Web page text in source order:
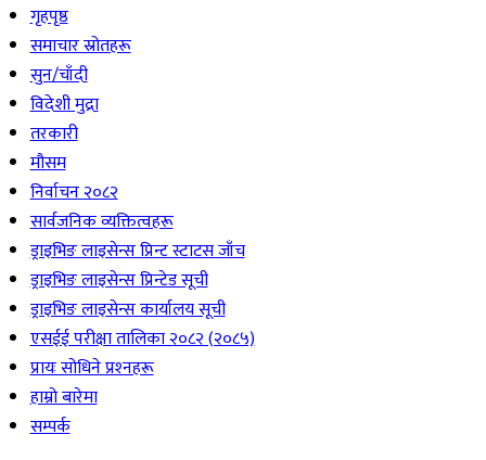
गृहपृष्ठ
समाचार स्रोतहरू
सुन/चाँदी
विदेशी मुद्रा
तरकारी
मौसम
निर्वाचन २०८२
सार्वजनिक व्यक्तित्वहरू
ड्राइभिङ लाइसेन्स प्रिन्ट स्टाटस जाँच
ड्राइभिङ लाइसेन्स प्रिन्टेड सूची
ड्राइभिङ लाइसेन्स कार्यालय सूची
एसईई परीक्षा तालिका २०८२ (२०८५)
प्रायः सोधिने प्रश्‍नहरू
हाम्रो बारेमा
सम्पर्क